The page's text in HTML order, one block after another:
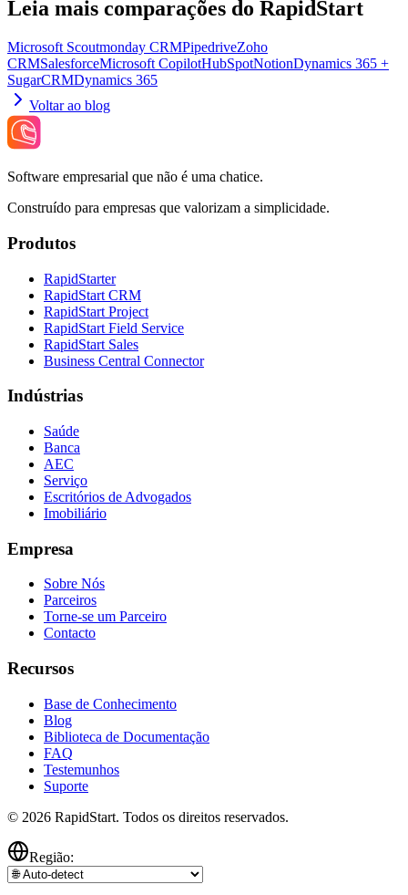
Leia mais comparações do RapidStart
Microsoft Scoutmonday CRMPipedriveZoho
CRMSalesforceMicrosoft CopilotHubSpotNotionDynamics 365 +
SugarCRMDynamics 365
Voltar ao blog
Software empresarial que não é uma chatice.
Construído para empresas que valorizam a simplicidade.
Produtos
RapidStarter
RapidStart CRM
RapidStart Project
RapidStart Field Service
RapidStart Sales
Business Central Connector
Indústrias
Saúde
Banca
AEC
Serviço
Escritórios de Advogados
Imobiliário
Empresa
Sobre Nós
Parceiros
Torne-se um Parceiro
Contacto
Recursos
Base de Conhecimento
Blog
Biblioteca de Documentação
FAQ
Testemunhos
Suporte
© 2026 RapidStart. Todos os direitos reservados.
Região: